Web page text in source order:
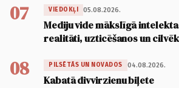
07 VIEDOKĻI 05.08.2026.
Mediju vide mākslīgā
realitāti, uzticēšanos un
08 PILSĒTĀS UN NOVADOS 04.08.2026.
Kabatā divvirzienu biļete